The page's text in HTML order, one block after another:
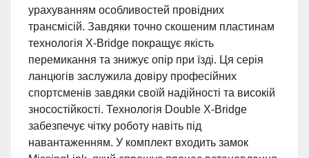
урахуванням особливостей провідних
трансмісій. Завдяки точно скошеним пластинам
технологія X-Bridge покращує якість
перемикання та знижує опір при їзді. Ця серія
ланцюгів заслужила довіру професійних
спортсменів завдяки своїй надійності та високій
зносостійкості. Технологія Double X-Bridge
забезпечує чітку роботу навіть під
навантаженням. У комплект входить замок